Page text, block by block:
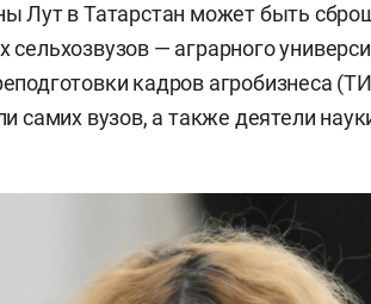
Лут в Татарстан может быть
— аграрного
кадров агробизнеса
самих вузов, а также деятели